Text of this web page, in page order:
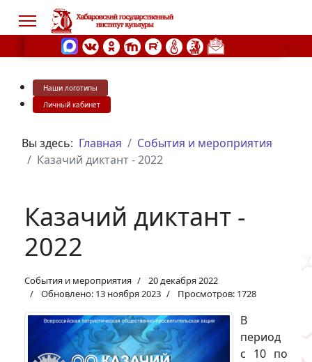
Наши логотипы
Личный кабинет
Вы здесь: Главная
События и мероприятия
Казачий диктант - 2022
Казачий диктант -
2022
События и мероприятия
20 декабря 2022
Обновлено: 13 ноября 2023
Просмотров: 1728
В
период
с 10 по